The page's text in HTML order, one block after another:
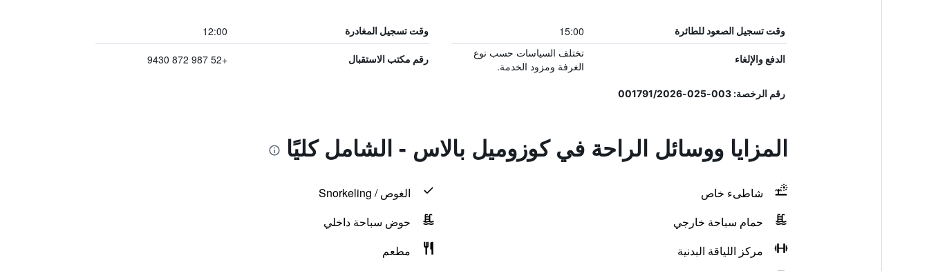
وقت تسجيل الصعود للطائرة 15:00 وقت تسجيل المغادرة 12:00
الدفع والإلغاء
تختلف السياسات حسب نوع
الغرفة ومزود الخدمة.
رقم مكتب الاستقبال +52 987 872 9430
رقم الرخصة: 003-025-001791/2026
المزايا ووسائل الراحة في كوزوميل بالاس - الشامل كليًا
شاطىء خاص
الغوص / Snorkeling
حمام سباحة خارجي
حوض سباحة داخلي
مركز اللياقة البدنية
مطعم